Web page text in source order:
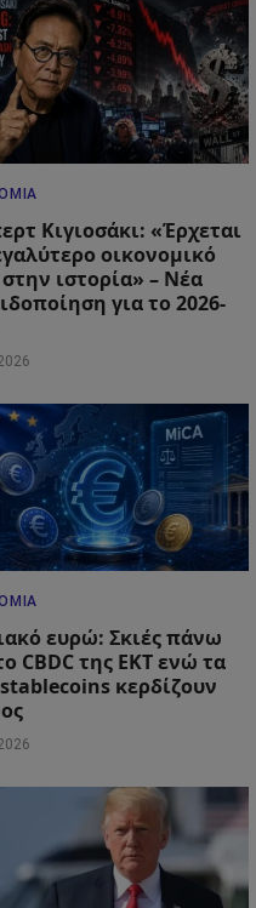
Κιγιοσάκι: «Έρχεται
οικονομικό
ιστορία» – Νέα
για το 2026-
ευρώ: Σκιές πάνω
CBDC της ΕΚΤ ενώ τα
κερδίζουν